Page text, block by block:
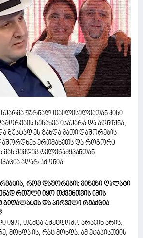
ჟურნალ თბილისელებთან მისი
სესახებ ისაუბრა და აღნიშნა,
ზუსტად ეს გახდა მათი დაშორების
დაშორდნენ ერთმანეთს და როგორც
მას შემდეგ ტელეწამყვანთან
აღარ ჰქონია.
რომ დაშორების მიზეზი ღალატი
რთული იყო თქვენთვის იმის
გიღალატეს და პირველი რეაქცია
იყო, თუმცა უშეცდომო არავინ არის.
მოხდა ის, რაც მოხდა. ამ ეტაპისთვის